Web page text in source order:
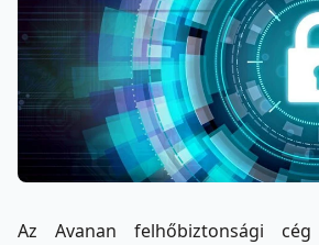
Az Avanan felhőbiztonsági